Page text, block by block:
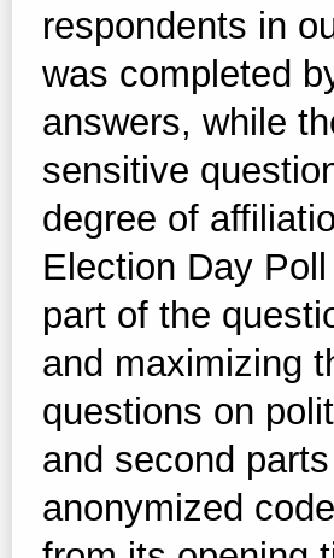
respondents in
was completed
answers, while
sensitive
degree of
Election Day
part of the
and maximizing
questions on
and second
anonymized